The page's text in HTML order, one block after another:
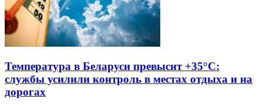
Температура в Беларуси превысит +35°С:
службы усилили контроль в местах отдыха и на
дорогах